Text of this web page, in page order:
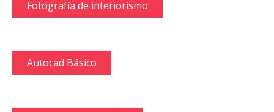
Fotografía de interiorismo
Autocad Básico